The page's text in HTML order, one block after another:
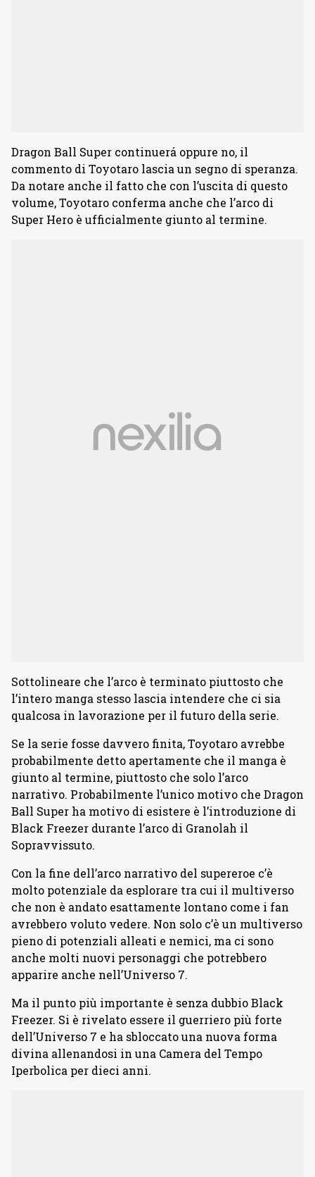
Dragon Ball Super continuerá oppure no, il
commento di Toyotaro lascia un segno di speranza.
Da notare anche il fatto che con l’uscita di questo
volume, Toyotaro conferma anche che l’arco di
Super Hero è ufficialmente giunto al termine.
Sottolineare che l’arco è terminato piuttosto che
l’intero manga stesso lascia intendere che ci sia
qualcosa in lavorazione per il futuro della serie.
Se la serie fosse davvero finita, Toyotaro avrebbe
probabilmente detto apertamente che il manga è
giunto al termine, piuttosto che solo l’arco
narrativo. Probabilmente l’unico motivo che Dragon
Ball Super ha motivo di esistere è l’introduzione di
Black Freezer durante l’arco di Granolah il
Sopravvissuto.
Con la fine dell’arco narrativo del supereroe c’è
molto potenziale da esplorare tra cui il multiverso
che non è andato esattamente lontano come i fan
avrebbero voluto vedere. Non solo c’è un multiverso
pieno di potenziali alleati e nemici, ma ci sono
anche molti nuovi personaggi che potrebbero
apparire anche nell’Universo 7.
Ma il punto più importante è senza dubbio Black
Freezer. Si è rivelato essere il guerriero più forte
dell’Universo 7 e ha sbloccato una nuova forma
divina allenandosi in una Camera del Tempo
Iperbolica per dieci anni.